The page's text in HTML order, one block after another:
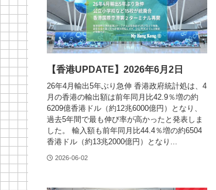
【香港UPDATE】2026年6月2日
26年4月輸出5年ぶり急伸 香港政府統計処は、4
月の香港の輸出額は前年同月比42.9％増の約
6209億香港ドル（約12兆6000億円）となり、
過去5年間で最も伸び率が高かったと発表しま
した。 輸入額も前年同月比44.4％増の約6504
香港ドル（約13兆2000億円）となり...
2026-06-02